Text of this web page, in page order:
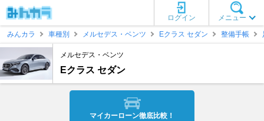
メニュー
ログイン
みんカラ
車種別 メルセデス・ベンツ Eクラス セダン 整備手帳
メルセデス・ベンツ
Eクラス セダン
マイカーローン徹底比較！